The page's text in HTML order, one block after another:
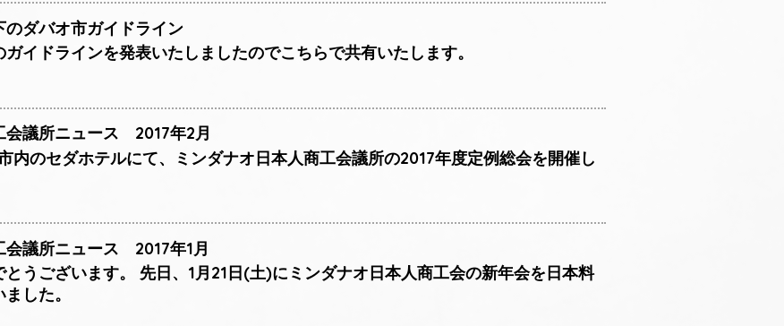
のダバオ市ガイドライン
イドラインを発表いたしましたのでこちらで共有いたします。
会議所ニュース 2017年2月
内のセダホテルにて、ミンダナオ日本人商工会議所の2017年度定例総会を開催し
会議所ニュース 2017年1月
うございます。 先日、1月21日(土)にミンダナオ日本人商工会の新年会を日本料
した。